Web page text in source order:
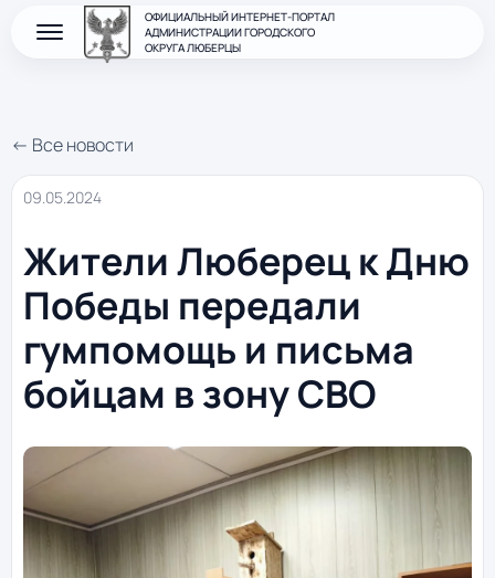
ОФИЦИАЛЬНЫЙ ИНТЕРНЕТ-ПОРТАЛ
АДМИНИСТРАЦИИ ГОРОДСКОГО
ОКРУГА ЛЮБЕРЦЫ
← Все новости
09.05.2024
Жители Люберец к Дню
Победы передали
гумпомощь и письма
бойцам в зону СВО